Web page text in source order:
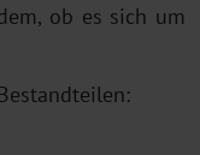
ob es sich um